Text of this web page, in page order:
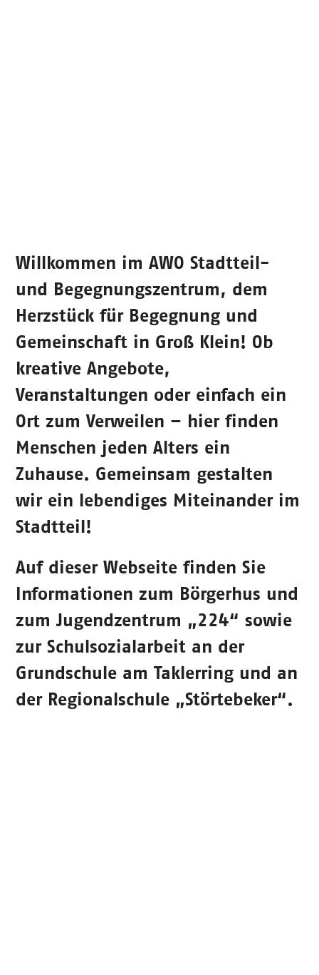
Willkommen imAWO Stadtteil-
und Begegnungszentrum, dem
Herzstück für Begegnung und
Gemeinschaft in Groß Klein! Ob
kreative Angebote,
Veranstaltungen oder einfach ein
Ort zum Verweilen – hier finden
Menschen jeden Alters ein
Zuhause. Gemeinsam gestalten
wir ein lebendiges Miteinander im
Stadtteil!
Auf dieser Webseite finden Sie
Informationen zum Börgerhus und
zum Jugendzentrum „224“ sowie
zur Schulsozialarbeit an der
Grundschule am Taklerring und an
der Regionalschule „Störtebeker“.